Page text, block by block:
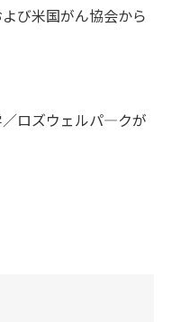
び米国がん協会から
ロズウェルパ―クが